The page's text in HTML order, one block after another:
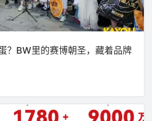
？BW里的赛博朝圣，藏着品牌